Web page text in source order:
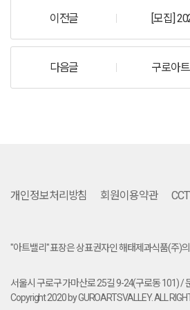
이전글 [모집]
다음글 구로아
개인정보처리방침 회원이용약관
"아트밸리" 표장은 상표권자인 해태제과식품(주)
서울시 구로구 가마산로 25길 9-24(구로동 101)
Copyright 2020 by GUROARTSVALLEY. ALL